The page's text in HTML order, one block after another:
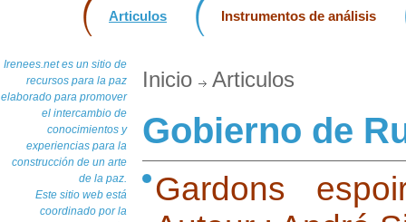
Articulos Instrumentos de análisis
Irenees.net es un sitio de
recursos para la paz
elaborado para promover
el intercambio de
conocimientos y
experiencias para la
construcción de un arte
de la paz.
Este sitio web está
coordinado por la
Inicio Articulos
Gobierno de
Gardons